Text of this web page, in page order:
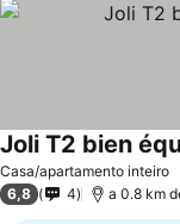
Casa/apartamento inteiro
Joli T2 bien
6,8 4 a 0.8 km